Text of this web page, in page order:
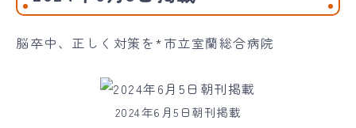
脳卒中、正しく対策を*市立室蘭総合病院
2024年6月5日朝刊掲載